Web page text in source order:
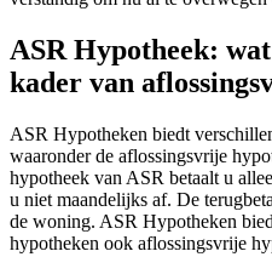
ASR Hypotheek:
kader van
ASR Hypotheken biedt
waaronder de aflossingsvrije
hypotheek van ASR betaalt u
u niet maandelijks af. De
de woning. ASR Hypotheken
hypotheken ook aflossingsvrije